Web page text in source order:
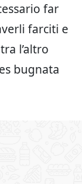
far
farciti e
l’altro
bugnata